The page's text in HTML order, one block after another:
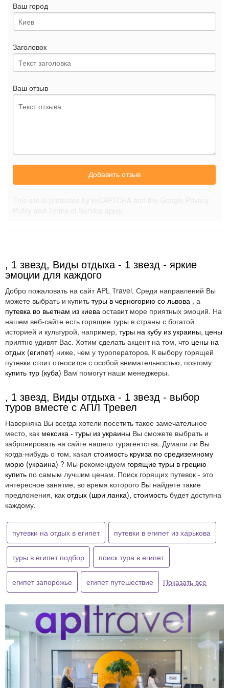
Ваш город
Заголовок
Ваш отзыв
Добавить отзыв
, 1 звезд, Виды отдыха - 1 звезд - яркие
эмоции для каждого
Добро пожаловать на сайт APL Travel. Среди направлений Вы
можете выбрать и купить туры в черногорию со львова , а
путевка во вьетнам из киева оставит море приятных эмоций. На
нашем веб-сайте есть горящие туры в страны с богатой
историей и культурой, например, туры на кубу из украины, цены
приятно удивят Вас. Хотим сделать акцент на том, что цены на
отдых (египет) ниже, чем у туроператоров. К выбору горящей
путевки стоит относится с особой внимательностью, поэтому
купить тур (куба) Вам помогут наши менеджеры.
, 1 звезд, Виды отдыха - 1 звезд - выбор
туров вместе с АПЛ Тревел
Наверняка Вы всегда хотели посетить такое замечательное
место, как мексика - туры из украины Вы сможете выбрать и
забронировать на сайте нашего турагентства. Думали ли Вы
когда-нибудь о том, какая стоимость круиза по средиземному
морю (украина) ? Мы рекомендуем горящие туры в грецию
купить по самым лучшим ценам. Поиск горящих путевок - это
интересное занятие, во время которого Вы найдете такие
предложения, как отдых (шри ланка), стоимость будет доступна
каждому.
путевки на отдых в египет путевки в египет из харькова
туры в египет подбор поиск тура в египет
египет запорожье египет путешествие Показать все